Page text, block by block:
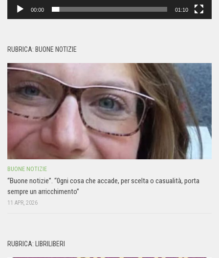
00:00 01:10
RUBRICA: BUONE NOTIZIE
BUONE NOTIZIE
“Buone notizie”. “0gni cosa che accade, per scelta o casualità, porta
sempre un arricchimento”
11 APR, 2026
RUBRICA: LIBRILIBERI